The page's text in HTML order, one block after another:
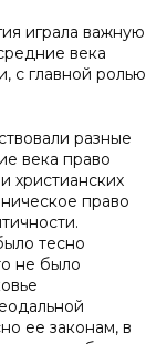
играла важную
века
с главной ролью
разные
века право
христианских
право
тесно
не было
ее законам, в